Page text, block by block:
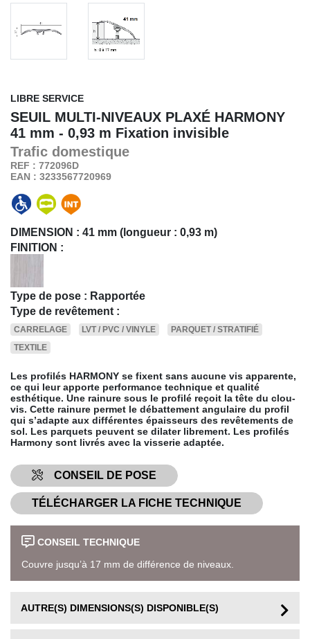
LIBRE SERVICE
SEUIL MULTI-NIVEAUX PLAXÉ HARMONY
41 mm - 0,93 m Fixation invisible
Trafic domestique
REF : 772096D
EAN : 3233567720969
DIMENSION : 41 mm (longueur : 0,93 m)
FINITION :
Type de pose : Rapportée
Type de revêtement :
CARRELAGE LVT / PVC / VINYLE
PARQUET / STRATIFIÉ
TEXTILE
Les profilés HARMONY se fixent sans aucune vis apparente,
ce qui leur apporte performance technique et qualité
esthétique. Une rainure sous le profilé reçoit la tête du clou-
vis. Cette rainure permet le débattement angulaire du profil
qui s’adapte aux différentes épaisseurs des revêtements de
sol. Les parquets peuvent se dilater librement. Les profilés
Harmony sont livrés avec la visserie adaptée.
CONSEIL DE POSE
TÉLÉCHARGER LA FICHE TECHNIQUE
CONSEIL TECHNIQUE
Couvre jusqu’à 17 mm de différence de niveaux.
AUTRE(S) DIMENSIONS(S) DISPONIBLE(S)